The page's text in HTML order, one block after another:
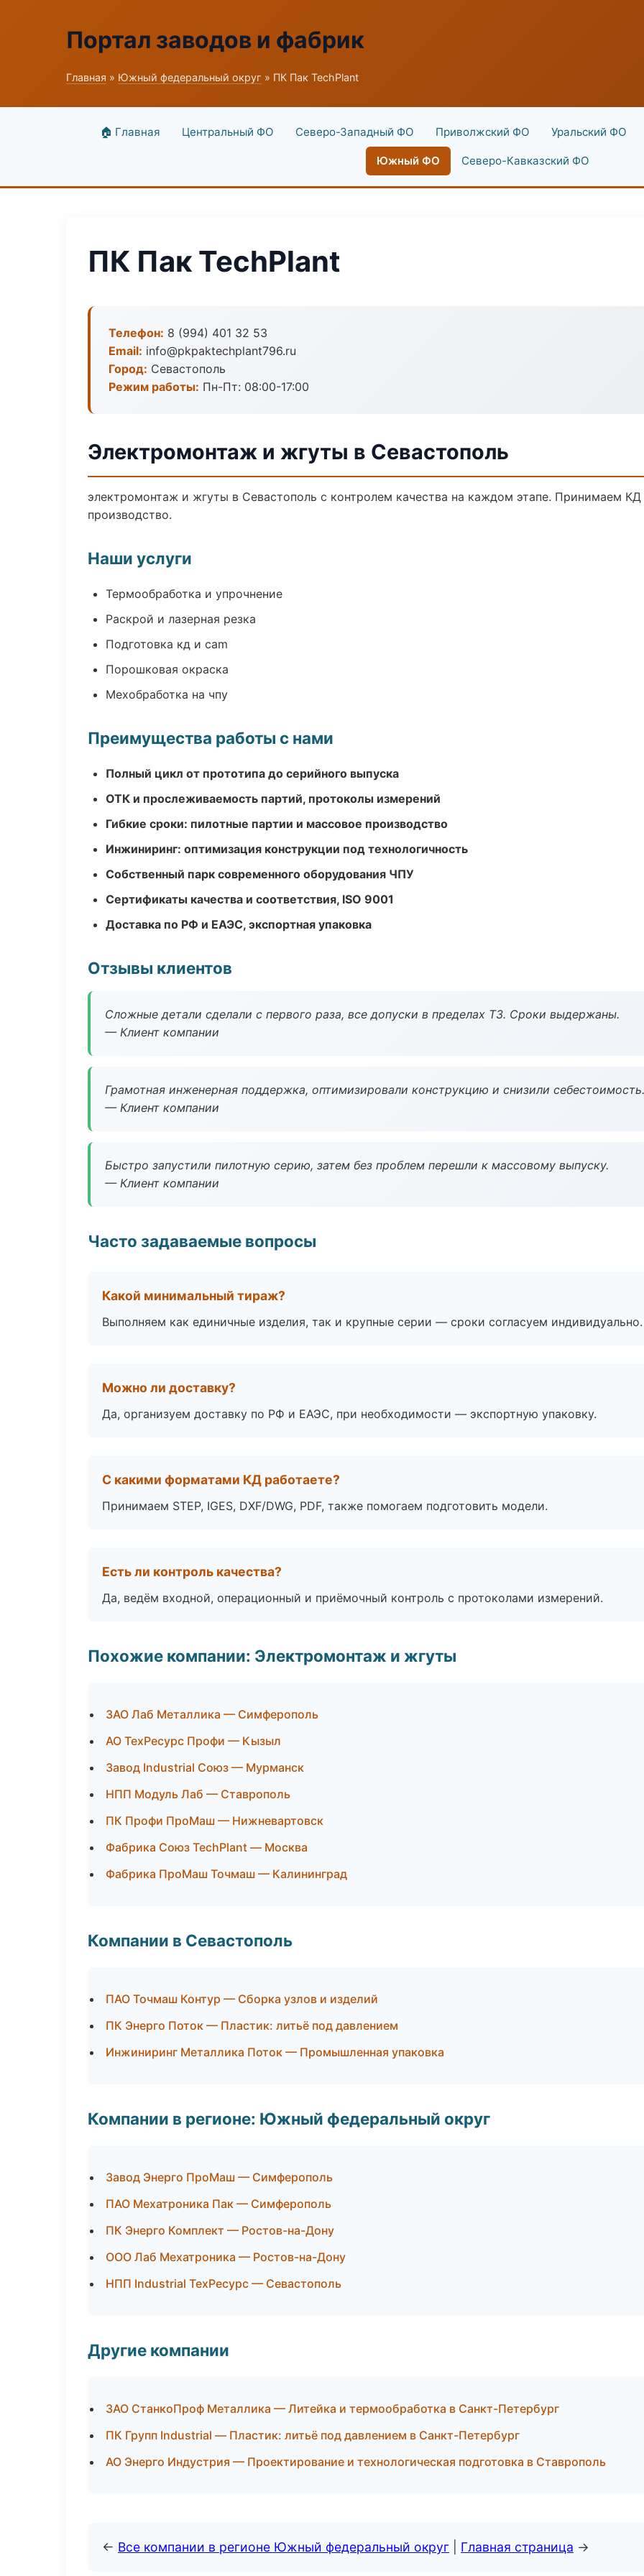
Портал заводов и фабрик
Главная » Южный федеральный округ » ПК Пак TechPlant
🏠 Главная Центральный ФО Северо-Западный ФО Приволжский ФО Уральский ФО
Южный ФО Северо-Кавказский ФО
ПК Пак TechPlant
Телефон: 8 (994) 401 32 53
Email: info@pkpaktechplant796.ru
Город: Севастополь
Режим работы: Пн-Пт: 08:00-17:00
Электромонтаж и жгуты в Севастополь
электромонтаж и жгуты в Севастополь с контролем качества на каждом этапе. Принимаем КД
производство.
Наши услуги
Термообработка и упрочнение
Раскрой и лазерная резка
Подготовка кд и cam
Порошковая окраска
Мехобработка на чпу
Преимущества работы с нами
Полный цикл от прототипа до серийного выпуска
ОТК и прослеживаемость партий, протоколы измерений
Гибкие сроки: пилотные партии и массовое производство
Инжиниринг: оптимизация конструкции под технологичность
Собственный парк современного оборудования ЧПУ
Сертификаты качества и соответствия, ISO 9001
Доставка по РФ и ЕАЭС, экспортная упаковка
Отзывы клиентов
Сложные детали сделали с первого раза, все допуски в пределах ТЗ. Сроки выдержаны.
— Клиент компании
Грамотная инженерная поддержка, оптимизировали конструкцию и снизили себестоимость.
— Клиент компании
Быстро запустили пилотную серию, затем без проблем перешли к массовому выпуску.
— Клиент компании
Часто задаваемые вопросы
Какой минимальный тираж?
Выполняем как единичные изделия, так и крупные серии — сроки согласуем индивидуально.
Можно ли доставку?
Да, организуем доставку по РФ и ЕАЭС, при необходимости — экспортную упаковку.
С какими форматами КД работаете?
Принимаем STEP, IGES, DXF/DWG, PDF, также помогаем подготовить модели.
Есть ли контроль качества?
Да, ведём входной, операционный и приёмочный контроль с протоколами измерений.
Похожие компании: Электромонтаж и жгуты
ЗАО Лаб Металлика — Симферополь
АО ТехРесурс Профи — Кызыл
Завод Industrial Союз — Мурманск
НПП Модуль Лаб — Ставрополь
ПК Профи ПроМаш — Нижневартовск
Фабрика Союз TechPlant — Москва
Фабрика ПроМаш Точмаш — Калининград
Компании в Севастополь
ПАО Точмаш Контур — Сборка узлов и изделий
ПК Энерго Поток — Пластик: литьё под давлением
Инжиниринг Металлика Поток — Промышленная упаковка
Компании в регионе: Южный федеральный округ
Завод Энерго ПроМаш — Симферополь
ПАО Мехатроника Пак — Симферополь
ПК Энерго Комплект — Ростов-на-Дону
ООО Лаб Мехатроника — Ростов-на-Дону
НПП Industrial ТехРесурс — Севастополь
Другие компании
ЗАО СтанкоПроф Металлика — Литейка и термообработка в Санкт-Петербург
ПК Групп Industrial — Пластик: литьё под давлением в Санкт-Петербург
АО Энерго Индустрия — Проектирование и технологическая подготовка в Ставрополь
← Все компании в регионе Южный федеральный округ Главная страница →